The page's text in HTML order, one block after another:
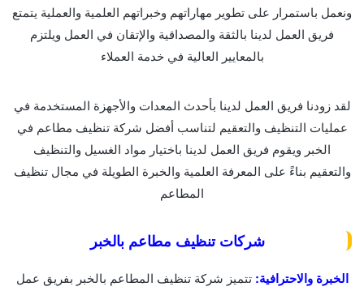
ونعمل باستمرار على تطوير مهاراتهم وخبراتهم العلمية والعملية يتمتع
فريق العمل لدينا بالثقة والمصداقية والإتقان في العمل ويلتزم
بالمعايير العالية في خدمة العملاء
لقد زودنا فريق العمل لدينا بأحدث المعدات والأجهزة المستخدمة في
عمليات التنظيف والتعقيم لتناسب أفضل شركة تنظيف مطاعم في
الخبر ويقوم فريق العمل لدينا باختيار مواد الغسيل والتنظيف
والتعقيم بناءً على المعرفة العلمية والخبرة الطويلة في مجال تنظيف
المطاعم
شركات تنظيف مطاعم بالخبر
الخبرة والاحترافية: تتميز شركة تنظيف المطاعم بالخبر بفريق عمل